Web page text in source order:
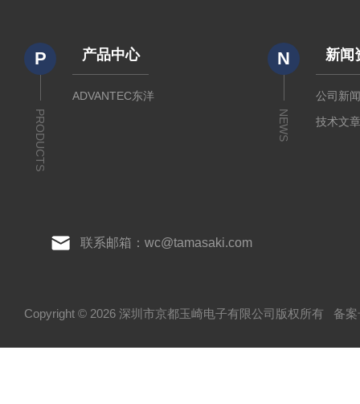
P
PRODUCTS
产品中心
ADVANTEC东洋
N
NEWS
新闻
公司新
技术文
联系邮箱：wc@tamasaki.com
Copyright © 2026 深圳市京都玉崎电子有限公司版权所有 备案